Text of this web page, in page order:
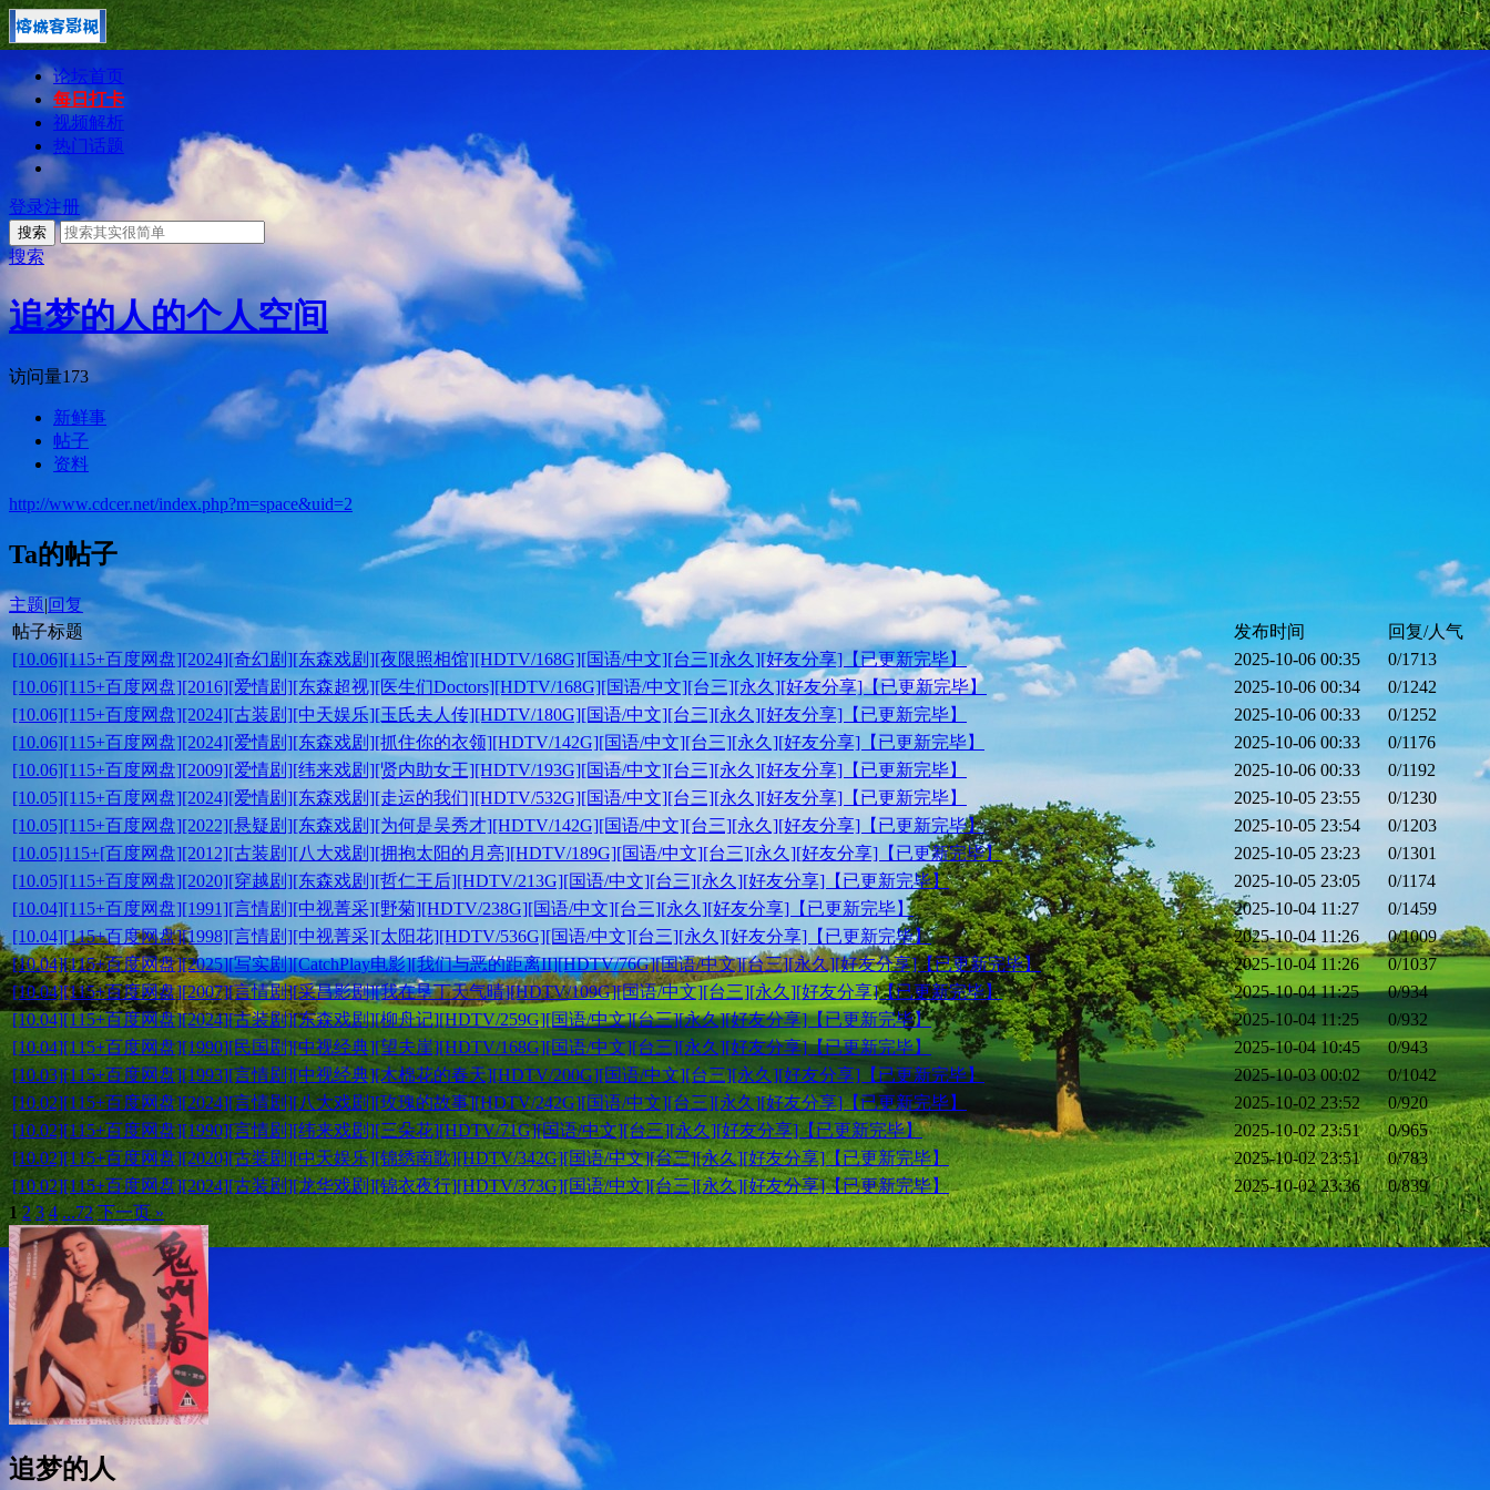
论坛首页
每日打卡
视频解析
热门话题
登录注册
搜索
搜索
追梦的人的个人空间
访问量173
新鲜事
帖子
资料
http://www.cdcer.net/index.php?m=space&uid=2
Ta的帖子
主题|回复
帖子标题
发布时间
回复/人气
[10.06][115+百度网盘][2024][奇幻剧][东森戏剧][夜限照相馆][HDTV/168G][国语/中文][台三][永久][好友分享]【已更新完毕】
2025-10-06 00:35 0/1713
[10.06][115+百度网盘][2016][爱情剧][东森超视][医生们Doctors][HDTV/168G][国语/中文][台三][永久][好友分享]【已更新完毕】
2025-10-06 00:34 0/1242
[10.06][115+百度网盘][2024][古装剧][中天娱乐][玉氏夫人传][HDTV/180G][国语/中文][台三][永久][好友分享]【已更新完毕】
2025-10-06 00:33 0/1252
[10.06][115+百度网盘][2024][爱情剧][东森戏剧][抓住你的衣领][HDTV/142G][国语/中文][台三][永久][好友分享]【已更新完毕】
2025-10-06 00:33 0/1176
[10.06][115+百度网盘][2009][爱情剧][纬来戏剧][贤内助女王][HDTV/193G][国语/中文][台三][永久][好友分享]【已更新完毕】
2025-10-06 00:33 0/1192
[10.05][115+百度网盘][2024][爱情剧][东森戏剧][走运的我们][HDTV/532G][国语/中文][台三][永久][好友分享]【已更新完毕】
2025-10-05 23:55 0/1230
[10.05][115+百度网盘][2022][悬疑剧][东森戏剧][为何是吴秀才][HDTV/142G][国语/中文][台三][永久][好友分享]【已更新完毕】
2025-10-05 23:54 0/1203
[10.05]115+[百度网盘][2012][古装剧][八大戏剧][拥抱太阳的月亮][HDTV/189G][国语/中文][台三][永久][好友分享]【已更新完毕】
2025-10-05 23:23 0/1301
[10.05][115+百度网盘][2020][穿越剧][东森戏剧][哲仁王后][HDTV/213G][国语/中文][台三][永久][好友分享]【已更新完毕】
2025-10-05 23:05 0/1174
[10.04][115+百度网盘][1991][言情剧][中视菁采][野菊][HDTV/238G][国语/中文][台三][永久][好友分享]【已更新完毕】
2025-10-04 11:27 0/1459
[10.04][115+百度网盘][1998][言情剧][中视菁采][太阳花][HDTV/536G][国语/中文][台三][永久][好友分享]【已更新完毕】
2025-10-04 11:26 0/1009
[10.04][115+百度网盘][2025][写实剧][CatchPlay电影][我们与恶的距离II][HDTV/76G][国语/中文][台三][永久][好友分享]【已更新完毕】
2025-10-04 11:26 0/1037
[10.04][115+百度网盘][2007][言情剧][采昌影剧][我在垦丁天气晴][HDTV/109G][国语/中文][台三][永久][好友分享]【已更新完毕】
2025-10-04 11:25 0/934
[10.04][115+百度网盘][2024][古装剧][东森戏剧][柳舟记][HDTV/259G][国语/中文][台三][永久][好友分享]【已更新完毕】
2025-10-04 11:25 0/932
[10.04][115+百度网盘][1990][民国剧][中视经典][望夫崖][HDTV/168G][国语/中文][台三][永久][好友分享]【已更新完毕】
2025-10-04 10:45 0/943
[10.03][115+百度网盘][1993][言情剧][中视经典][木棉花的春天][HDTV/200G][国语/中文][台三][永久][好友分享]【已更新完毕】
2025-10-03 00:02 0/1042
[10.02][115+百度网盘][2024][言情剧][八大戏剧][玫瑰的故事][HDTV/242G][国语/中文][台三][永久][好友分享]【已更新完毕】
2025-10-02 23:52 0/920
[10.02][115+百度网盘][1990][言情剧][纬来戏剧][三朵花][HDTV/71G][国语/中文][台三][永久][好友分享]【已更新完毕】
2025-10-02 23:51 0/965
[10.02][115+百度网盘][2020][古装剧][中天娱乐][锦绣南歌][HDTV/342G][国语/中文][台三][永久][好友分享]【已更新完毕】
2025-10-02 23:51 0/783
[10.02][115+百度网盘][2024][古装剧][龙华戏剧][锦衣夜行][HDTV/373G][国语/中文][台三][永久][好友分享]【已更新完毕】
2025-10-02 23:36 0/839
1 2 3 4 ...72 下一页 »
追梦的人